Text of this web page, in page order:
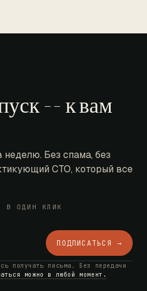
-- к вам
Без спама, без
CTO, который все
В ОДИН КЛИК
ПОДПИСАТЬСЯ →
получать письма. Без передачи
можно в любой момент.